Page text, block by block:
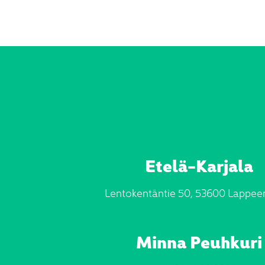
Etelä-Karjala
Lentokentäntie 50, 53600
Minna Peuhkuri